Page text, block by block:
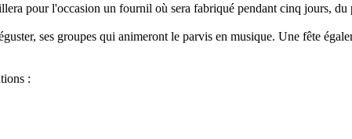
pour l'occasion un fournil où sera fabriqué pendant cinq jours, du
ses groupes qui animeront le parvis en musique. Une fête
: